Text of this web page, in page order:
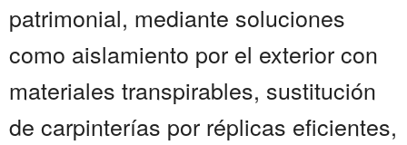
patrimonial, mediante soluciones
como aislamiento por el exterior con
materiales transpirables, sustitución
de carpinterías por réplicas eficientes,